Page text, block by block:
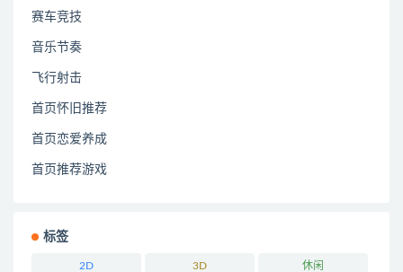
赛车竞技
音乐节奏
飞行射击
首页怀旧推荐
首页恋爱养成
首页推荐游戏
标签
2D 3D 休闲